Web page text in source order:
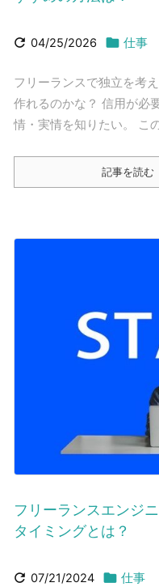
 04/25/2026  仕事
フリーランスで独立を考
作れるのかな？ 信用が必
情・実情を知りたい。 こ
記事を読む
フリーランスエンジ
タイミングとは？
 07/21/2024  仕事